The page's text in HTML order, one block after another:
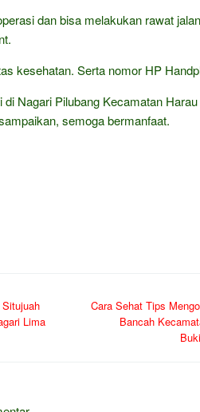
dan bisa melakukan rawat
kesehatan. Serta nomor HP
Nagari Pilubang Kecamatan
semoga bermanfaat.
Lima
Cara Sehat Tips
Bancah